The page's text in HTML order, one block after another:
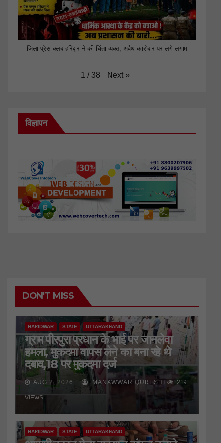
जिला प्रेस क्लब हरिद्वार ने की चिंता व्यक्त, अवैध कारोबार पर लगे लगाम
1 / 38 Next »
विज्ञापन
DON'T MISS
HARIDWAR STATE UTTARAKHAND
ग्राम पीरपुरा प्रधान के भाई पर जानलेवा
हमला, मुकदमा वापस लेने का बना रहे थे
दबाव,18 पर मुकदमा दर्ज
AUG 2, 2026 MANAWWAR QURESHI 219
VIEWS
HARIDWAR STATE UTTARAKHAND